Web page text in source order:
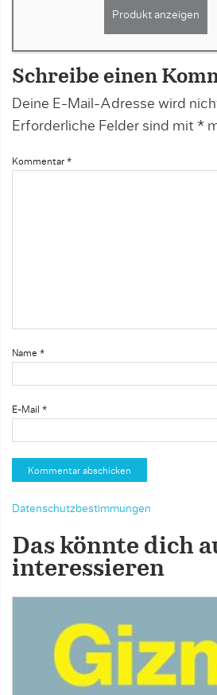
Produkt anzeigen
Schreibe einen
Deine E-Mail-Adresse wird
Erforderliche Felder sind mit *
Kommentar *
Name *
E-Mail *
Datenschutzbestimmungen
Das könnte dich
interessieren